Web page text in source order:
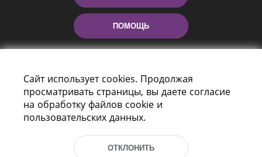
ПОМОЩЬ
Пр-т Независимости 116
г. Минск, Республика Беларусь, 220114
Сайт использует cookies. Продолжая
просматривать страницы, вы даете согласие
на обработку файлов cookie и
пользовательских данных.
ОТКЛОНИТЬ